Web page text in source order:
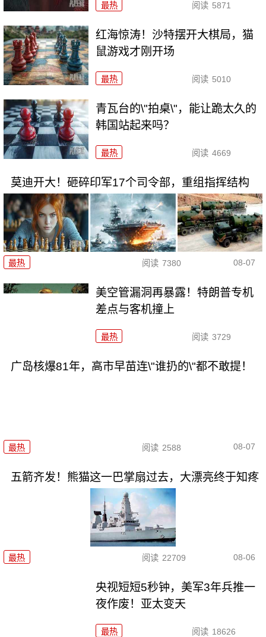
最热 阅读 5871
红海惊涛！沙特摆开大棋局，猫
鼠游戏才刚开场
最热 阅读 5010
青瓦台的\"拍桌\"，能让跪太久的
韩国站起来吗？
最热 阅读 4669
莫迪开大！砸碎印军17个司令部，重组指挥结构
最热 阅读 7380 08-07
美空管漏洞再暴露！特朗普专机
差点与客机撞上
最热 阅读 3729
广岛核爆81年，高市早苗连\"谁扔的\"都不敢提！
最热 阅读 2588 08-07
五箭齐发！熊猫这一巴掌扇过去，大漂亮终于知疼
最热 阅读 22709 08-06
央视短短5秒钟，美军3年兵推一
夜作废！亚太变天
最热 阅读 18626